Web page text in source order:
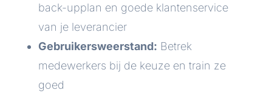
back-upplan en goede klantenservice
van je leverancier
Gebruikersweerstand: Betrek
medewerkers bij de keuze en train ze
goed